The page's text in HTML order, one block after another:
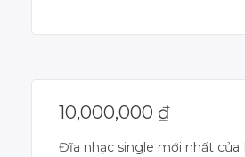
10,000,000 ₫
Đĩa nhạc single mới nhất của